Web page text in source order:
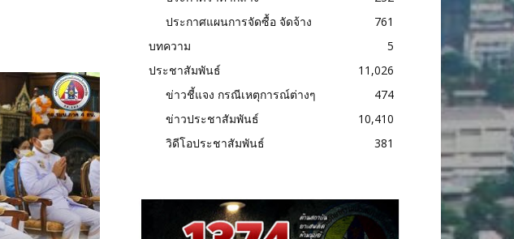
ประกาศแผนการจัดซื้อ จัดจ้าง
761
บทความ
5
ประชาสัมพันธ์
11,026
ข่าวชี้แจง กรณีเหตุการณ์ต่างๆ
474
ข่าวประชาสัมพันธ์
10,410
วิดีโอประชาสัมพันธ์
381